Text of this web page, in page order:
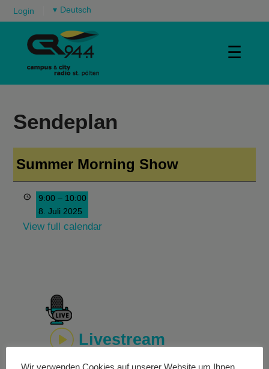
Login ▾
☰
Sendeplan
Summer Morning Show
9:00 – 10:00
8. Juli 2025
View full calendar
Livestream